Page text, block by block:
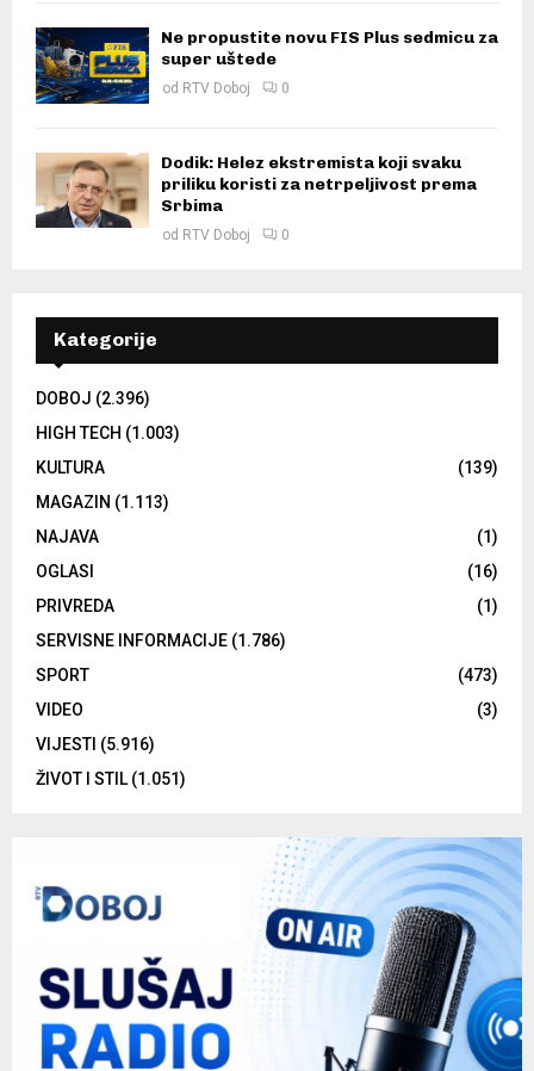
Ne propustite novu FIS Plus sedmicu za
super uštede
od RTV Doboj 0
Dodik: Helez ekstremista koji svaku
priliku koristi za netrpeljivost prema
Srbima
od RTV Doboj 0
Kategorije
DOBOJ (2.396)
HIGH TECH (1.003)
KULTURA
(139)
MAGAZIN (1.113)
NAJAVA
(1)
OGLASI
(16)
PRIVREDA
(1)
SERVISNE INFORMACIJE (1.786)
SPORT
(473)
VIDEO
(3)
VIJESTI (5.916)
ŽIVOT I STIL (1.051)